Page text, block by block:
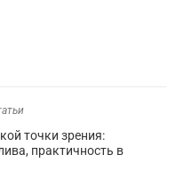
точки зрения:
практичность в